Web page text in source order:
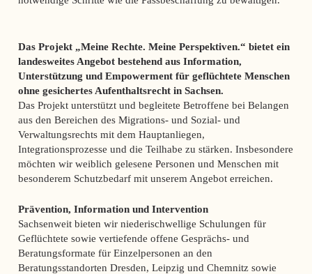
Das Projekt „Meine Rechte. Meine Perspektiven.“ bietet ein
landesweites Angebot bestehend aus Information,
Unterstützung und Empowerment für geflüchtete Menschen
ohne gesichertes Aufenthaltsrecht in Sachsen.
Das Projekt unterstützt und begleitete Betroffene bei Belangen
aus den Bereichen des Migrations- und Sozial- und
Verwaltungsrechts mit dem Hauptanliegen,
Integrationsprozesse und die Teilhabe zu stärken. Insbesondere
möchten wir weiblich gelesene Personen und Menschen mit
besonderem Schutzbedarf mit unserem Angebot erreichen.
Prävention, Information und Intervention
Sachsenweit bieten wir niederischwellige Schulungen für
Geflüchtete sowie vertiefende offene Gesprächs- und
Beratungsformate für Einzelpersonen an den
Beratungsstandorten Dresden, Leipzig und Chemnitz sowie